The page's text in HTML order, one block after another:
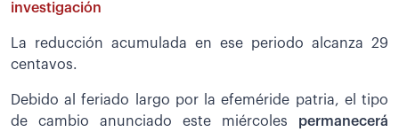
investigación
La reducción acumulada en ese periodo alcanza 29
centavos.
Debido al feriado largo por la efeméride patria, el tipo
de cambio anunciado este miércoles permanecerá